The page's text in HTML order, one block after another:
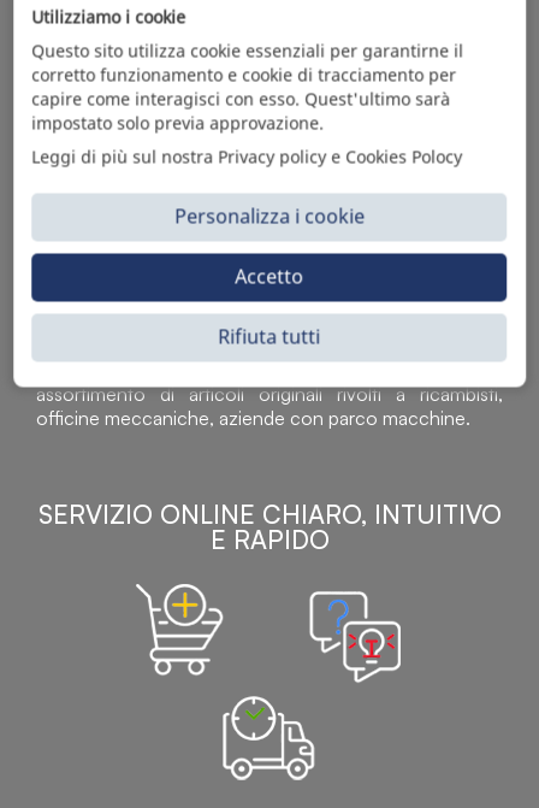
L'AUTOMOTIVE
Sì Parts S.r.l. è leader nella distribuzione e vendita di
accessori per veicoli off-highway. Riconosciuto in tutto
il mondo per l’elevato standard qualitativo dei prodotti a
assortimento di articoli originali rivolti a ricambisti,
officine meccaniche, aziende con parco macchine.
SERVIZIO ONLINE CHIARO, INTUITIVO
E RAPIDO
Utilizziamo i cookie
Questo sito utilizza cookie essenziali per garantirne il
corretto funzionamento e cookie di tracciamento per
capire come interagisci con esso. Quest'ultimo sarà
impostato solo previa approvazione.
Leggi di più sul nostra Privacy policy e Cookies Polocy
Personalizza i cookie
Rifiuta tutti
Accetto